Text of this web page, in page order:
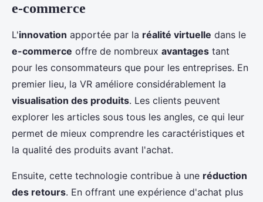
e-commerce
L'innovation apportée par la réalité virtuelle dans le
e-commerce offre de nombreux avantages tant
pour les consommateurs que pour les entreprises. En
premier lieu, la VR améliore considérablement la
visualisation des produits. Les clients peuvent
explorer les articles sous tous les angles, ce qui leur
permet de mieux comprendre les caractéristiques et
la qualité des produits avant l'achat.
Ensuite, cette technologie contribue à une réduction
des retours. En offrant une expérience d'achat plus